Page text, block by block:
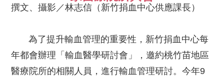
撰文、攝影／林志信（新竹捐血中心供應課長）
為了提升輸血管理的重要性，新竹捐血中心每
年都會辦理「輸血醫學研討會」，邀約桃竹苗地區
醫療院所的相關人員，進行輸血管理研討。今年9